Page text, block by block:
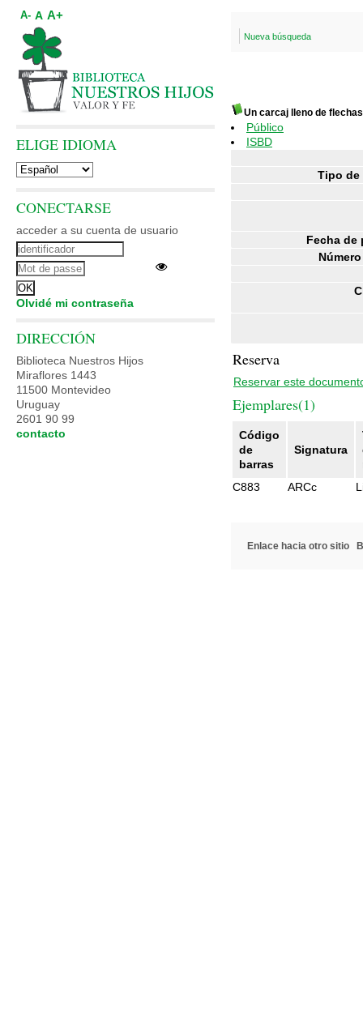
Nueva búsqueda
Un carcaj lleno de flechas
Público
ISBD
Tipo de
Fecha de
Reserva
Reservar este
Ejemplares(1)
Código
de
barras
Signatura
C883
ARCc
Enlace hacia otro sitio
A- A A+
ELIGE IDIOMA
CONECTARSE
acceder a su cuenta de usuario
Olvidé mi contraseña
DIRECCIÓN
Biblioteca Nuestros Hijos
Miraflores 1443
11500 Montevideo
Uruguay
2601 90 99
contacto